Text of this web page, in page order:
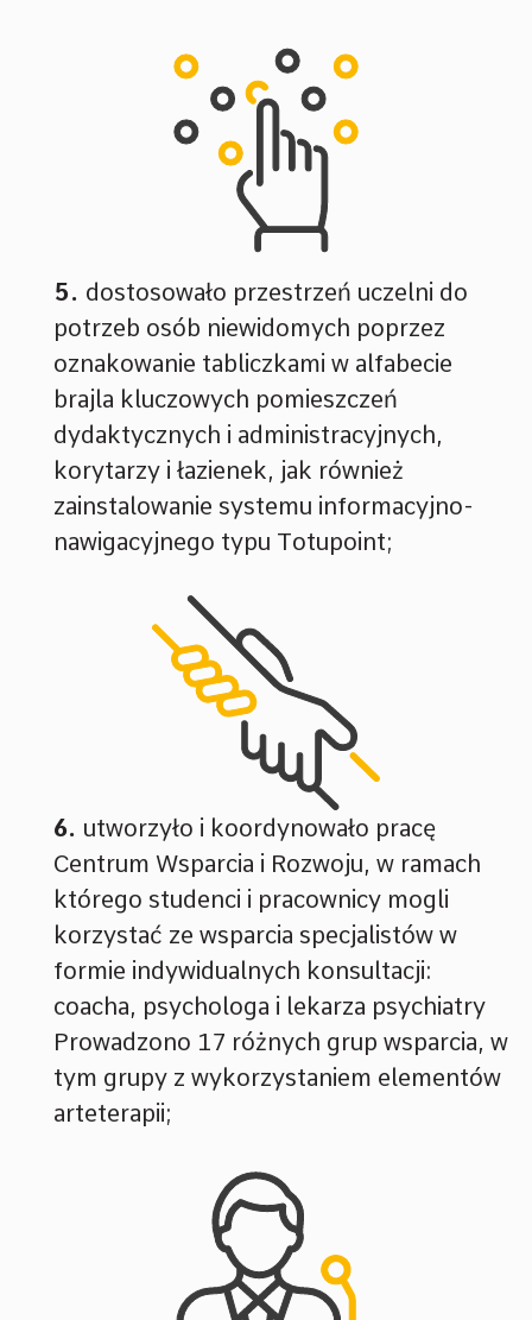
dostosowało przestrzeń uczelni do
potrzeb osób niewidomych poprzez
oznakowanie tabliczkami w alfabecie
brajla kluczowych pomieszczeń
dydaktycznych i administracyjnych,
korytarzy i łazienek, jak również
zainstalowanie systemu informacyjno-
nawigacyjnego typu Totupoint;
utworzyło i koordynowało pracę
Centrum Wsparcia i Rozwoju, w ramach
którego studenci i pracownicy mogli
korzystać ze wsparcia specjalistów w
formie indywidualnych konsultacji:
coacha, psychologa i lekarza psychiatry
Prowadzono 17 różnych grup wsparcia, w
tym grupy z wykorzystaniem elementów
arteterapii;